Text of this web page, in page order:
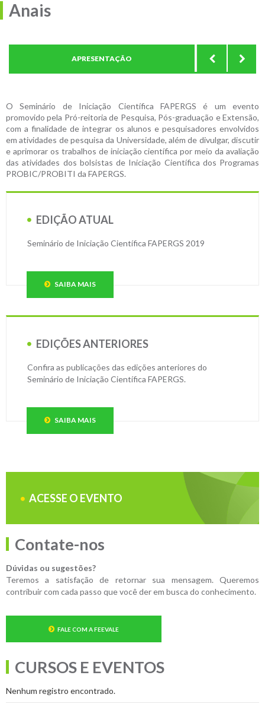
Anais
APRESENTAÇÃO
O Seminário de Iniciação Científica FAPERGS é um evento
promovido pela Pró-reitoria de Pesquisa, Pós-graduação e Extensão,
com a finalidade de integrar os alunos e pesquisadores envolvidos
em atividades de pesquisa da Universidade, além de divulgar, discutir
e aprimorar os trabalhos de iniciação científica por meio da avaliação
das atividades dos bolsistas de Iniciação Científica dos Programas
PROBIC/PROBITI da FAPERGS.
EDIÇÃO ATUAL
Seminário de Iniciação Científica FAPERGS 2019
SAIBA MAIS
EDIÇÕES ANTERIORES
Confira as publicações das edições anteriores do
Seminário de Iniciação Científica FAPERGS.
SAIBA MAIS
ACESSE O EVENTO
Contate-nos
Dúvidas ou sugestões?
Teremos a satisfação de retornar sua mensagem. Queremos
contribuir com cada passo que você der em busca do conhecimento.
FALE COM A FEEVALE
CURSOS E EVENTOS
Nenhum registro encontrado.